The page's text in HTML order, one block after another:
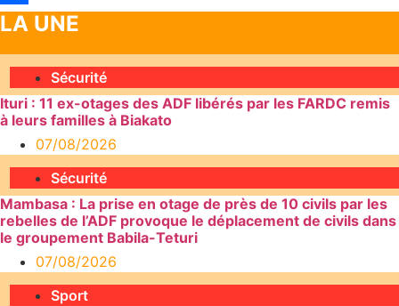
Partager
LA UNE
Sécurité
Ituri : 11 ex-otages des ADF libérés par les FARDC remis
à leurs familles à Biakato
07/08/2026
Sécurité
Mambasa : La prise en otage de près de 10 civils par les
rebelles de l’ADF provoque le déplacement de civils dans
le groupement Babila-Teturi
07/08/2026
Sport